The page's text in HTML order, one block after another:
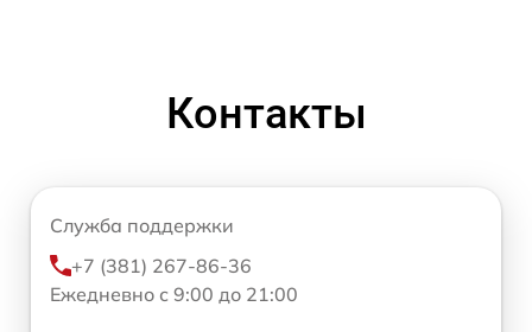
Контакты
Служба поддержки
+7 (381) 267-86-36
Ежедневно с 9:00 до 21:00